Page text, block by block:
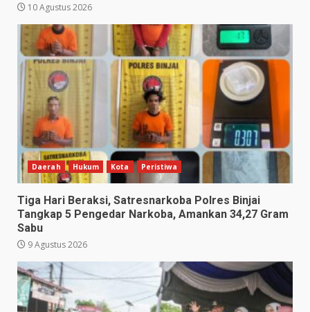
10 Agustus 2026
Daerah Hukum Kota Peristiwa
Tiga Hari Beraksi, Satresnarkoba Polres Binjai
Tangkap 5 Pengedar Narkoba, Amankan 34,27 Gram
Sabu
9 Agustus 2026